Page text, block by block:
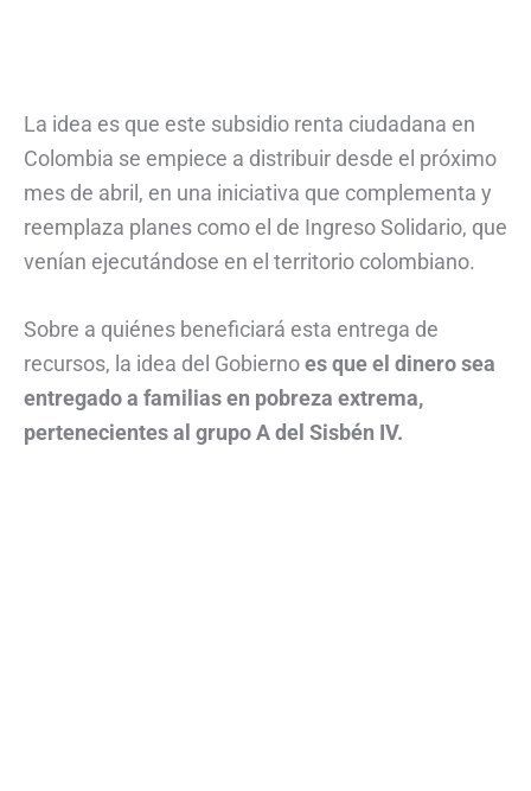
La idea es que este subsidio renta ciudadana en
Colombia se empiece a distribuir desde el próximo
mes de abril, en una iniciativa que complementa y
reemplaza planes como el de Ingreso Solidario, que
venían ejecutándose en el territorio colombiano.
Sobre a quiénes beneficiará esta entrega de
recursos, la idea del Gobiernoes que el dinero sea
entregado a familias en pobreza extrema,
pertenecientes al grupo A del Sisbén IV.